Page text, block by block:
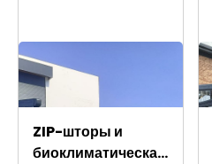
ZIP-шторы и
биоклиматическая